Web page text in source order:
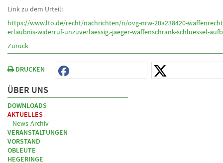
Link zu dem Urteil:
https://www.lto.de/recht/nachrichten/n/ovg-nrw-20a238420-
erlaubnis-widerruf-unzuverlaessig.-jaeger-waffenschrank-schluessel-
Zurück
DRUCKEN
ÜBER UNS
DOWNLOADS
AKTUELLES
News-Archiv
VERANSTALTUNGEN
VORSTAND
OBLEUTE
HEGERINGE